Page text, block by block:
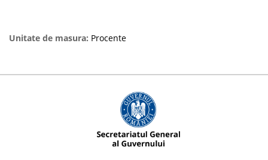
Unitate de masura: Procente